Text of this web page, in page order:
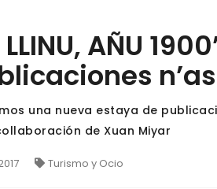
LLINU, AÑU
una nueva estaya de
de Xuan Miyar
Turismo y Ocio